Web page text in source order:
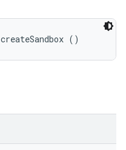
createSandbox ()